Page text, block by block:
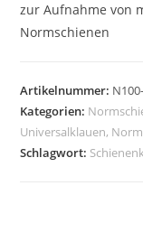
zur Aufnahme von
Normschienen
Artikelnummer:
Kategorien:
Universalklauen,
Schlagwort: